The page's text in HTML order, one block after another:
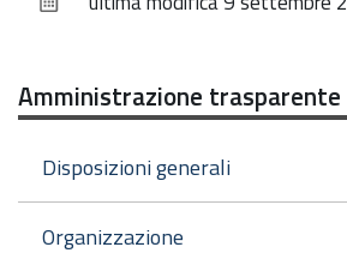
documento
Amministrazione trasparente
Disposizioni generali
Organizzazione